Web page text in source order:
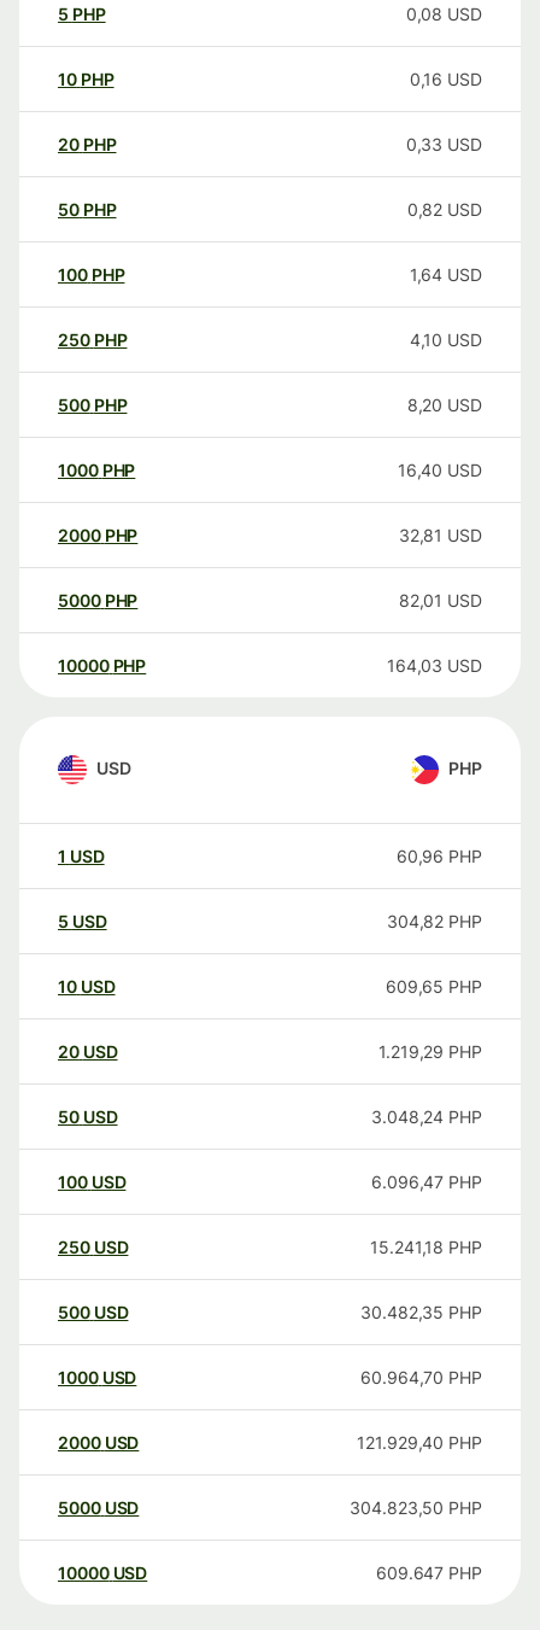
5 PHP 0,08 USD
10 PHP 0,16 USD
20 PHP 0,33 USD
50 PHP 0,82 USD
100 PHP 1,64 USD
250 PHP 4,10 USD
500 PHP 8,20 USD
1000 PHP 16,40 USD
2000 PHP 32,81 USD
5000 PHP 82,01 USD
10000 PHP 164,03 USD
USD PHP
1 USD 60,96 PHP
5 USD 304,82 PHP
10 USD 609,65 PHP
20 USD 1.219,29 PHP
50 USD 3.048,24 PHP
100 USD 6.096,47 PHP
250 USD 15.241,18 PHP
500 USD 30.482,35 PHP
1000 USD 60.964,70 PHP
2000 USD 121.929,40 PHP
5000 USD 304.823,50 PHP
10000 USD 609.647 PHP